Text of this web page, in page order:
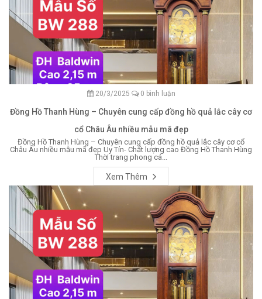
20/3/2025 0 bình luận
Đồng Hồ Thanh Hùng – Chuyên cung cấp đồng hồ quả lắc cây cơ
cổ Châu Âu nhiều mẫu mã đẹp
Đồng Hồ Thanh Hùng – Chuyên cung cấp đồng hồ quả lắc cây cơ cổ
Châu Âu nhiều mẫu mã đẹp Uy Tín- Chất lượng cao Đồng Hồ Thanh Hùng
Thời trang phong cá...
Xem Thêm